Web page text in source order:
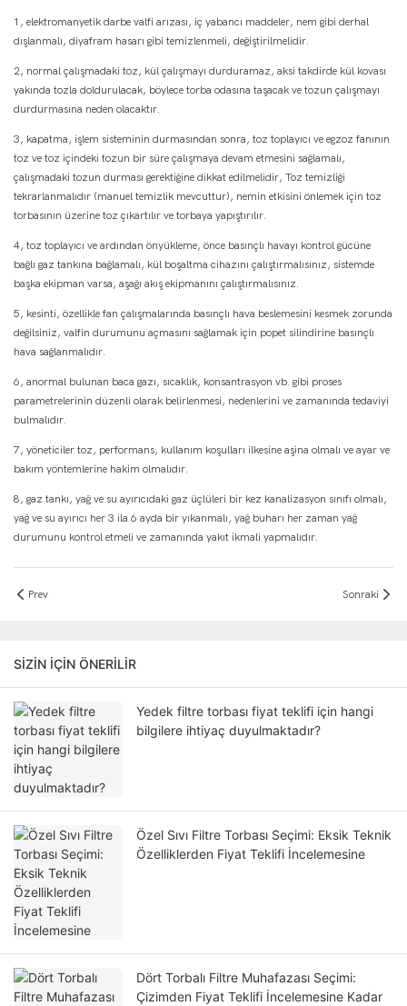
1, elektromanyetik darbe valfi arızası, iç yabancı maddeler, nem gibi derhal
dışlanmalı, diyafram hasarı gibi temizlenmeli, değiştirilmelidir.
2, normal çalışmadaki toz, kül çalışmayı durduramaz, aksi takdirde kül kovası
yakında tozla doldurulacak, böylece torba odasına taşacak ve tozun çalışmayı
durdurmasına neden olacaktır.
3, kapatma, işlem sisteminin durmasından sonra, toz toplayıcı ve egzoz fanının
toz ve toz içindeki tozun bir süre çalışmaya devam etmesini sağlamalı,
çalışmadaki tozun durması gerektiğine dikkat edilmelidir, Toz temizliği
tekrarlanmalıdır (manuel temizlik mevcuttur), nemin etkisini önlemek için toz
torbasının üzerine toz çıkartılır ve torbaya yapıştırılır.
4, toz toplayıcı ve ardından önyükleme, önce basınçlı havayı kontrol gücüne
bağlı gaz tankına bağlamalı, kül boşaltma cihazını çalıştırmalısınız, sistemde
başka ekipman varsa, aşağı akış ekipmanını çalıştırmalısınız.
5, kesinti, özellikle fan çalışmalarında basınçlı hava beslemesini kesmek zorunda
değilsiniz, valfin durumunu açmasını sağlamak için popet silindirine basınçlı
hava sağlanmalıdır.
6, anormal bulunan baca gazı, sıcaklık, konsantrasyon vb. gibi proses
parametrelerinin düzenli olarak belirlenmesi, nedenlerini ve zamanında tedaviyi
bulmalıdır.
7, yöneticiler toz, performans, kullanım koşulları ilkesine aşina olmalı ve ayar ve
bakım yöntemlerine hakim olmalıdır.
8, gaz tankı, yağ ve su ayırıcıdaki gaz üçlüleri bir kez kanalizasyon sınıfı olmalı,
yağ ve su ayırıcı her 3 ila 6 ayda bir yıkanmalı, yağ buharı her zaman yağ
durumunu kontrol etmeli ve zamanında yakıt ikmali yapmalıdır.
Prev Sonraki
SIZIN IÇIN ÖNERILIR
Yedek filtre torbası fiyat teklifi için hangi
bilgilere ihtiyaç duyulmaktadır?
Özel Sıvı Filtre Torbası Seçimi: Eksik Teknik
Özelliklerden Fiyat Teklifi İncelemesine
Dört Torbalı Filtre Muhafazası Seçimi:
Çizimden Fiyat Teklifi İncelemesine Kadar